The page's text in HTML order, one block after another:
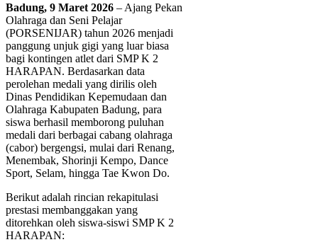
Badung, 9 Maret 2026 – Ajang Pekan
Olahraga dan Seni Pelajar
(PORSENIJAR) tahun 2026 menjadi
panggung unjuk gigi yang luar biasa
bagi kontingen atlet dari SMP K 2
HARAPAN. Berdasarkan data
perolehan medali yang dirilis oleh
Dinas Pendidikan Kepemudaan dan
Olahraga Kabupaten Badung, para
siswa berhasil memborong puluhan
medali dari berbagai cabang olahraga
(cabor) bergengsi, mulai dari Renang,
Menembak, Shorinji Kempo, Dance
Sport, Selam, hingga Tae Kwon Do.
Berikut adalah rincian rekapitulasi
prestasi membanggakan yang
ditorehkan oleh siswa-siswi SMP K 2
HARAPAN: